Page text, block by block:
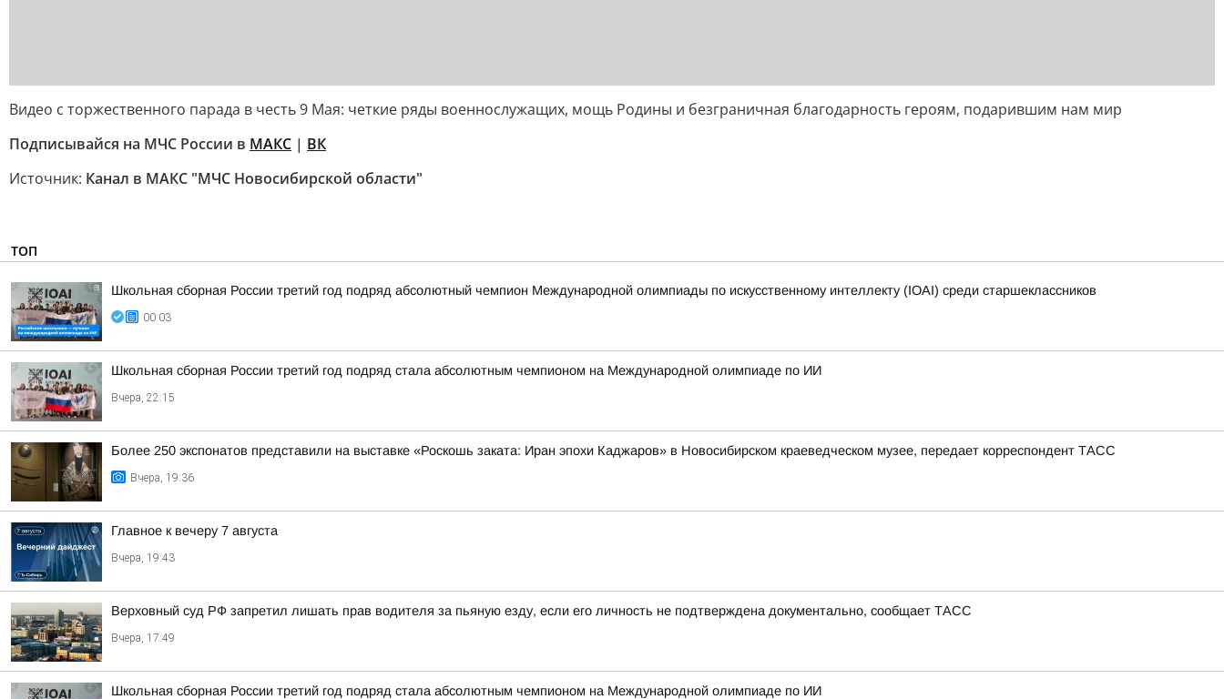
Видео с торжественного парада в честь 9 Мая: четкие ряды военнослужащих, мощь Родины и безграничная благодарность героям, подарившим нам мир
Подписывайся на МЧС России в МАКС | ВК
Источник: Канал в МАКС "МЧС Новосибирской области"
ТОП
Школьная сборная России третий год подряд абсолютный чемпион Международной олимпиады по искусственному интеллекту (IOAI) среди старшеклассников
00:03
Школьная сборная России третий год подряд стала абсолютным чемпионом на Международной олимпиаде по ИИ
Вчера, 22:15
Более 250 экспонатов представили на выставке «Роскошь заката: Иран эпохи Каджаров» в Новосибирском краеведческом музее, передает корреспондент ТАСС
Вчера, 19:36
Главное к вечеру 7 августа
Вчера, 19:43
Верховный суд РФ запретил лишать прав водителя за пьяную езду, если его личность не подтверждена документально, сообщает ТАСС
Вчера, 17:49
Школьная сборная России третий год подряд стала абсолютным чемпионом на Международной олимпиаде по ИИ